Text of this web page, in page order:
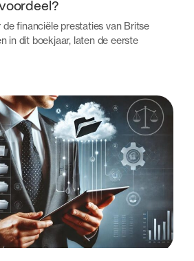
financiële prestaties van Britse
in dit boekjaar, laten de eerste